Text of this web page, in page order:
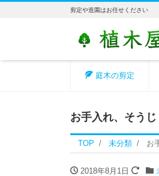
剪定や造園はお任せください
庭木の剪定
お手入れ、そうじ
TOP 未分類 お
2018年8月1日